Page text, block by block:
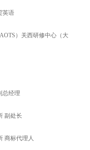
英语
）关西研修中心（大
总经理
副处长
商标代理人